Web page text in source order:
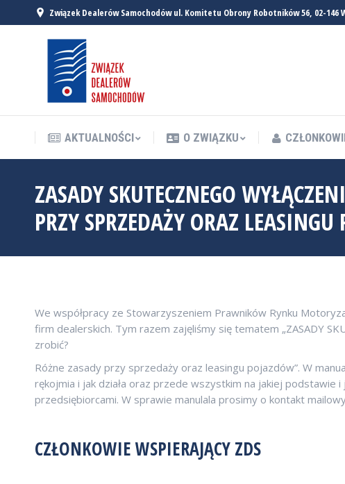
Związek Dealerów Samochodów ul. Komitetu Obrony Robotników 56, 02-146
AKTUALNOŚCI O ZWIĄZKU
ZASADY SKUTECZNEGO
PRZY SPRZEDAŻY ORAZ LEASINGU
We współpracy ze Stowarzyszeniem Prawników Rynku
firm dealerskich. Tym razem zajęliśmy się tematem „ZASADY
zrobić?
Różne zasady przy sprzedaży oraz leasingu pojazdów”. W
rękojmia i jak działa oraz przede wszystkim na jakiej podstawie
przedsiębiorcami. W sprawie manulala prosimy o kontakt
CZŁONKOWIE WSPIERAJĄCY ZDS
AKTUALNOŚCI O ZWIĄZKU